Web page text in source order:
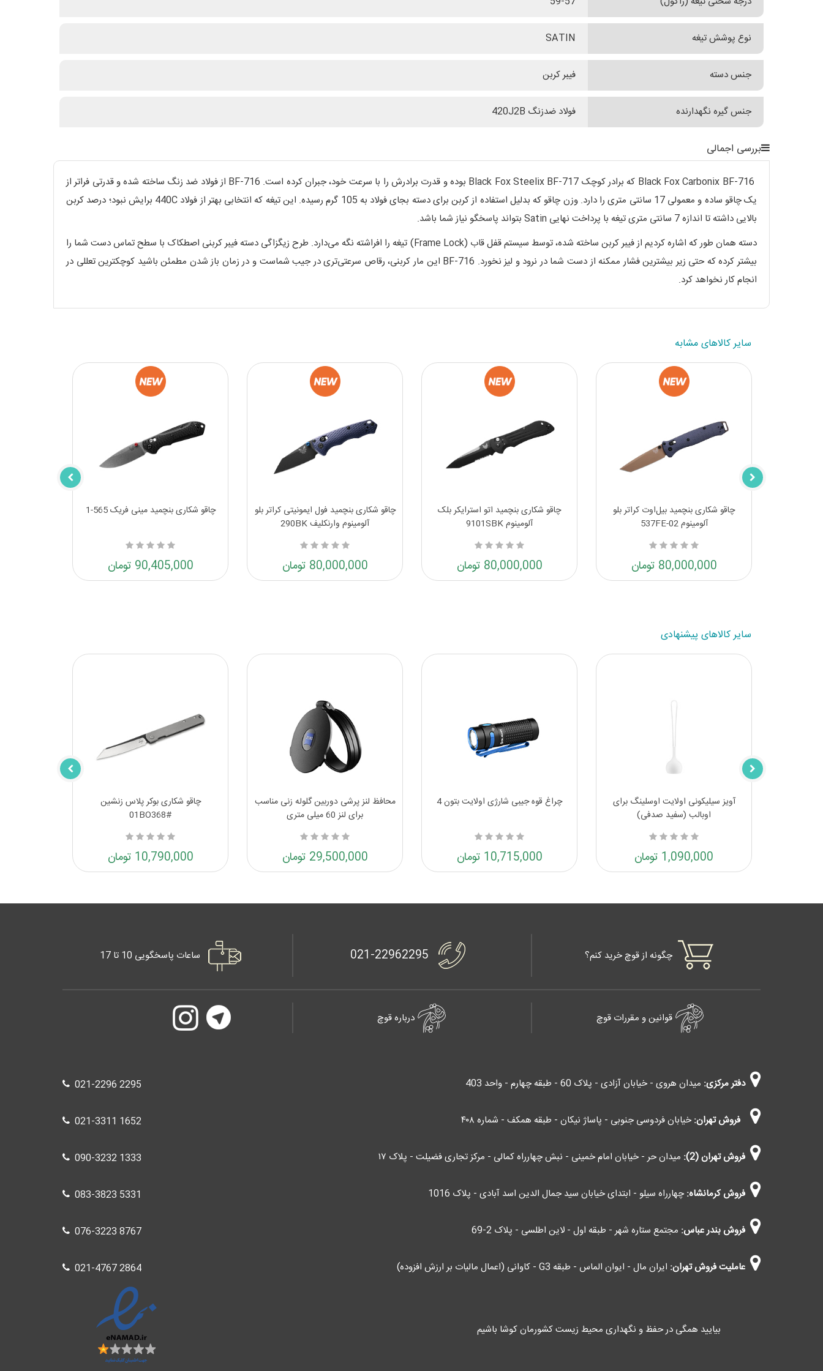
نوع پوشش تیغه SATIN
جنس دسته فیبر کربن
جنس گیره نگهدارنده فولاد ضدزنگ 420J2B
بررسی اجمالی
Black Fox Carbonix BF-716 که برادر کوچک Black Fox Steelix BF-717 بوده و قدرت برادرش را با سرعت خود، جبران کرده است. BF-716 از فولاد ضد زنگ ساخته شده و قدرتی فراتر از
یک چاقو ساده و معمولی 17 سانتی متری را دارد. وزن چاقو که بدلیل استفاده از کربن برای دسته بجای فولاد به 105 گرم رسیده. این تیغه که انتخابی بهتر از فولاد 440C برایش نبود؛ درصد کربن
بالایی داشته تا اندازه 7 سانتی متری تیغه با پرداخت نهایی Satin بتواند پاسخگو نیاز شما باشد.
دسته همان طور که اشاره کردیم از فیبر کربن ساخته شده، توسط سیستم قفل قاب (Frame Lock) تیغه را افراشته نگه می‌دارد. طرح زیگزاگی دسته فیبر کربنی اصطکاک با سطح تماس دست شما را
بیشتر کرده که حتی زیر بیشترین فشار ممکنه از دست شما در نرود و لیز نخورد. BF-716 این مار کربنی، رقاص سرعتی‌تری در جیب شماست و در زمان باز شدن مطمئن باشید کوچکترین تعللی در
انجام کار نخواهد کرد.
سایر کالاهای مشابه
چاقو شکاری بنچمید مینی فریک 565-1
90,405,000 تومان
چاقو شکاری بنچمید فول ایمونیتی کراتر بلو
آلومینوم وارنکلیف 290BK
80,000,000 تومان
چاقو شکاری بنچمید اتو استرایکر بلک
آلومینوم 9101SBK
80,000,000 تومان
چاقو شکاری بنچمید بیل‌اوت کراتر بلو
آلومینوم 537FE-02
80,000,000 تومان
سایر کالاهای پیشنهادی
چاقو شکاری بوکر پلاس زنشین
#01BO368
10,790,000 تومان
محافظ لنز پرشی دوربین گلوله زنی مناسب
برای لنز 60 میلی متری
29,500,000 تومان
چراغ قوه جیبی شارژی اولایت بتون 4
10,715,000 تومان
آویز سیلیکونی اولایت اوسلینگ برای
اوبالب (سفید صدفی)
1,090,000 تومان
چگونه از قوچ خرید کنم؟ 021-22962295 ساعات پاسخگویی 10 تا 17
قوانین و مقررات قوچ درباره قوچ
دفتر مرکزی: میدان هروی - خیابان آزادی - پلاک 60 - طبقه چهارم - واحد 403 021-2296 2295
فروش تهران: خیابان فردوسی جنوبی - پاساژ نیکان - طبقه همکف - شماره ۴۰۸ 021-3311 1652
فروش تهران (2): میدان حر - خیابان امام خمینی - نبش چهارراه کمالی - مرکز تجاری فضیلت - پلاک ۱۷ 090-3232 1333
فروش کرمانشاه: چهارراه سیلو - ابتدای خیابان سید جمال الدین اسد آبادی - پلاک 1016 083-3823 5331
فروش بندر عباس: مجتمع ستاره شهر - طبقه اول - لاین اطلسی - پلاک 2-69 076-3223 8767
عاملیت فروش تهران: ایران مال - ایوان الماس - طبقه G3 - کاوانی (اعمال مالیات بر ارزش افزوده) 021-4767 2864
بیایید همگی در حفظ و نگهداری محیط زیست کشورمان کوشا باشیم